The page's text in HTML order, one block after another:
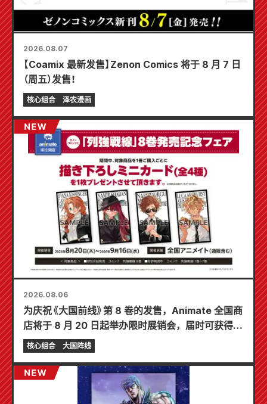
2026.08.07
【Coamix 最新发售】Zenon Comics 将于 8 月 7 日
（周五）发售！
核心组合 泽农漫画
2026.08.06
为庆祝《大国前线》第 8 卷的发售，Animate 全国商
店将于 8 月 20 日起举办限时展销会，届时可获得特
制迷你卡片（共 4 种）！
核心组合 大国阵线